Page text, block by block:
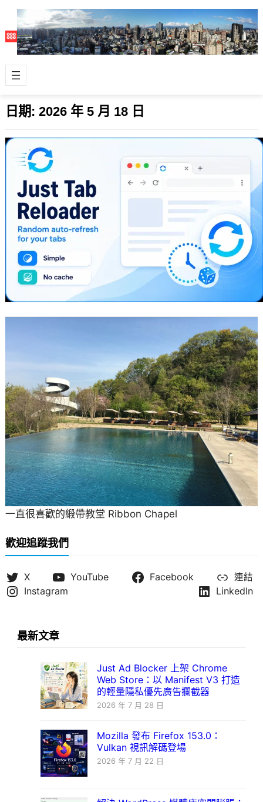
日期: 2026 年 5 月 18 日
2026 年 5 月 18 日
對於經常需要緊盯各種監控儀表板的工
程師或財經、研究等多領域的工作者來
說，常在日常工作中遇到類似問題，許
多防火牆…
一直很喜歡的緞帶教堂 Ribbon Chapel
歡迎追蹤我們
X YouTube Facebook
連結
Instagram
LinkedIn
最新文章
Just Ad Blocker 上架 Chrome
Web Store：以 Manifest V3 打造
的輕量隱私優先廣告攔截器
2026 年 7 月 28 日
Mozilla 發布 Firefox 153.0：
Vulkan 視訊解碼登場
2026 年 7 月 22 日